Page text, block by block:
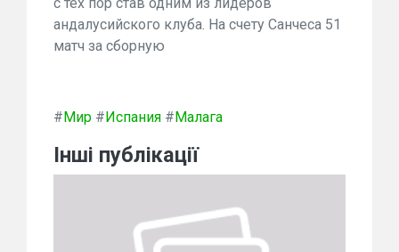
андалусийского клуба. На счету Санчеса 51
матч за сборную
#Мир #Испания #Малага
Інші публікації